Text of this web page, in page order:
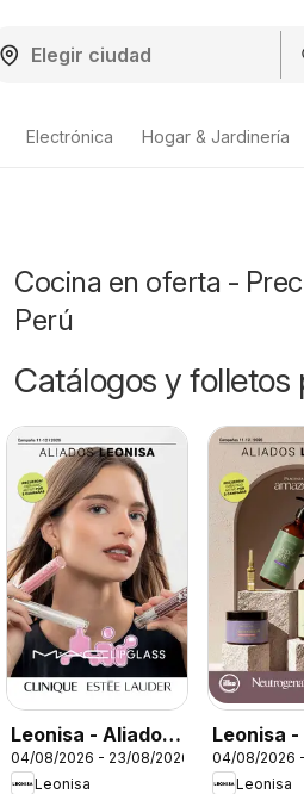
Electrónica Hogar & Jardinería
Cocina en oferta -
Perú
Catálogos y folletos
Leonisa - Aliados
Leonisa II
04/08/2026 - 23/08/2026
Leonisa
Leonisa
Leonisa
04/08/2026
Leonisa